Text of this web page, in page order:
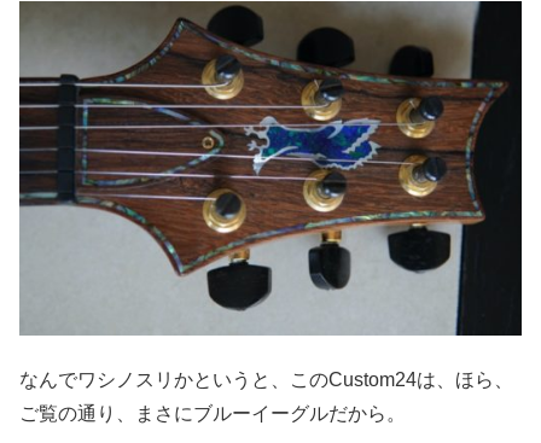
なんでワシノスリかというと、このCustom24は、ほら、
ご覧の通り、まさにブルーイーグルだから。